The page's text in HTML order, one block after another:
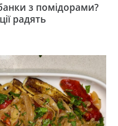
з помідорами?
радять